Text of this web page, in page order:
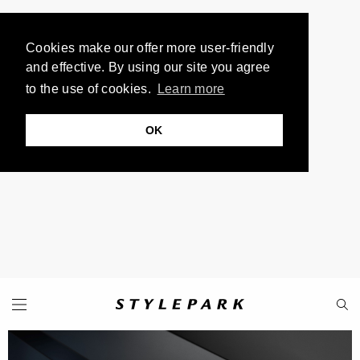
Cookies make our offer more user-friendly
and effective. By using our site you agree
to the use of cookies.
Learn more
OK